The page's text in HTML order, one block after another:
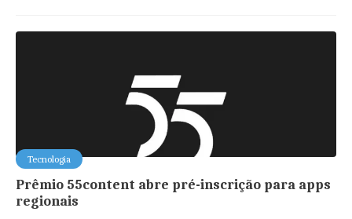
Tecnologia
Prêmio 55content abre pré-inscrição para apps
regionais